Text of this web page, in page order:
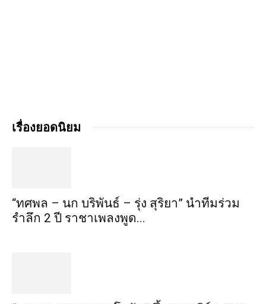
เรื่องยอดนิยม
“ทศพล – นก บริพันธ์ – รุ่ง สุริยา” นำทีมร่วม
รำลึก 2 ปี ราชาเพลงพูด...